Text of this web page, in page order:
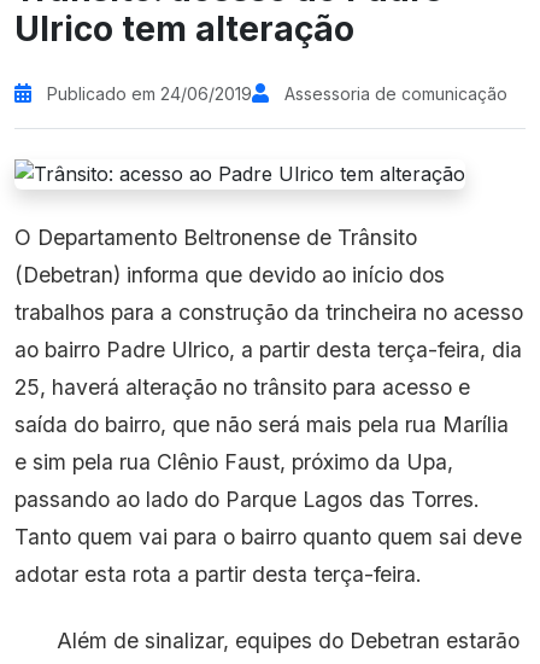
Ulrico tem alteração
Publicado em 24/06/2019 Assessoria de comunicação
O Departamento Beltronense de Trânsito
(Debetran) informa que devido ao início dos
trabalhos para a construção da trincheira no acesso
ao bairro Padre Ulrico, a partir desta terça-feira, dia
25, haverá alteração no trânsito para acesso e
saída do bairro, que não será mais pela rua Marília
e sim pela rua Clênio Faust, próximo da Upa,
passando ao lado do Parque Lagos das Torres.
Tanto quem vai para o bairro quanto quem sai deve
adotar esta rota a partir desta terça-feira.
Além de sinalizar, equipes do Debetran estarão